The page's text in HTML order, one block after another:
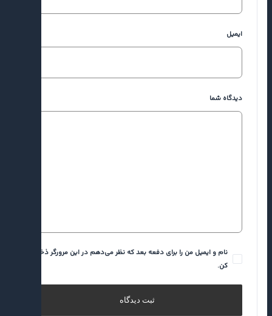
ایمیل
دیدگاه شما
نام و ایمیل من را برای دفعه بعد که نظر می‌دهم در این مرورگر ذخیره
کن.